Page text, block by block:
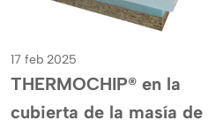
17 feb 2025
THERMOCHIP® en la
cubierta de la masía de